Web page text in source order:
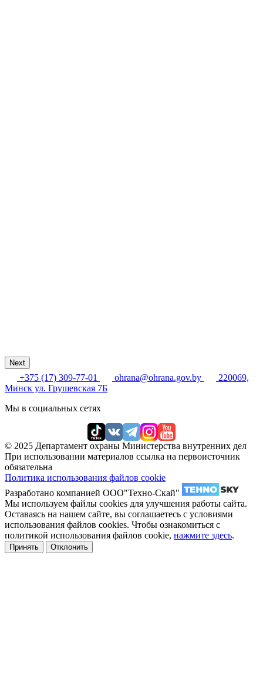
Next
+375 (17) 309-77-01 ohrana@ohrana.gov.by
220069,
Минск ул. Грушевская 7Б
Мы в социальных сетях
© 2025 Департамент охраны Министерства внутренних дел
При использовании материалов ссылка на первоисточник
обязательна
Политика использования файлов cookie
Разработано компанией ООО"Техно-Скай"
Мы используем файлы cookies для улучшения работы сайта.
Оставаясь на нашем сайте, вы соглашаетесь с условиями
использования файлов cookies. Чтобы ознакомиться с
политикой использования файлов cookie, нажмите здесь.
Принять Отклонить